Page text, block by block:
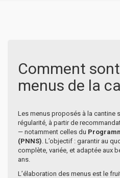
Comment
menus de la
Les menus proposés à la cantine
régularité, à partir de
— notamment celles du
(PNNS) . L’objectif : garantir au
complète, variée, et adaptée aux
ans.
L’élaboration des menus est le